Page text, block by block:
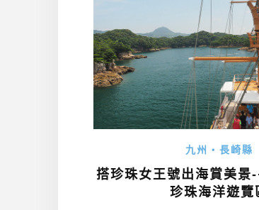
九州・長崎縣
搭珍珠女王號出海賞美景
珍珠海洋遊覽